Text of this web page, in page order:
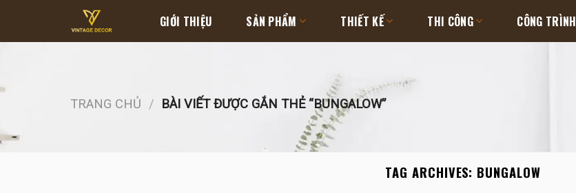
content
GIỚI THIỆU SẢN PHẨM THIẾT KẾ THI CÔNG CÔNG TRÌNH
TRANG CHỦ / BÀI VIẾT ĐƯỢC GẮN THẺ “BUNGALOW”
TAG ARCHIVES: BUNGALOW